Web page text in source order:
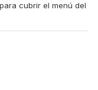
cubrir el menú del